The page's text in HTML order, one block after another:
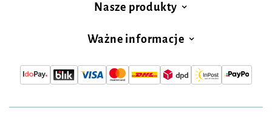
Nasze produkty
Ważne informacje